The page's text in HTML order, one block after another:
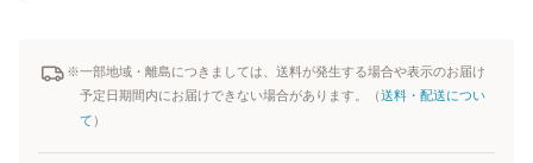
※一部地域・離島につきましては、送料が発生する場合や表示のお届け
予定日期間内にお届けできない場合があります。（送料・配送につい
て ）